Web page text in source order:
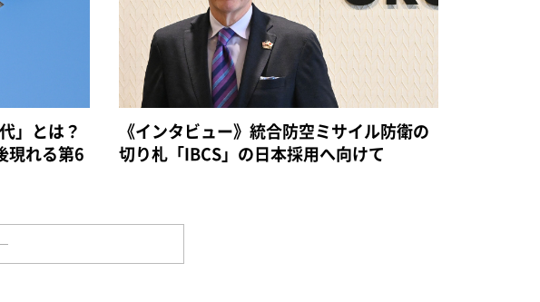
」とは？
れる第6
《インタビュー》統合防空ミサイル防衛の
切り札「IBCS」の日本採用へ向けて